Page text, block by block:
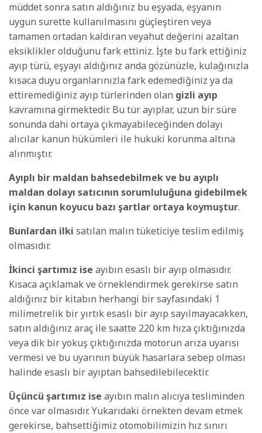
müddet sonra satın aldığınız bu eşyada, eşyanın
uygun surette kullanılmasını güçleştiren veya
tamamen ortadan kaldıran veyahut değerini azaltan
eksiklikler olduğunu fark ettiniz. İşte bu fark ettiğiniz
ayıp türü, eşyayı aldığınız anda gözünüzle, kulağınızla
kısaca duyu organlarınızla fark edemediğiniz ya da
ettiremediğiniz ayıp türlerinden olan gizli ayıp
kavramına girmektedir. Bu tür ayıplar, uzun bir süre
sonunda dahi ortaya çıkmayabileceğinden dolayı
alıcılar kanun hükümleri ile hukuki korunma altına
alınmıştır.
Ayıplı bir maldan bahsedebilmek ve bu ayıplı
maldan dolayı satıcının sorumluluğuna gidebilmek
için kanun koyucu bazı şartlar ortaya koymuştur.
Bunlardan ilki satılan malın tüketiciye teslim edilmiş
olmasıdır.
İkinci şartımız ise ayıbın esaslı bir ayıp olmasıdır.
Kısaca açıklamak ve örneklendirmek gerekirse satın
aldığınız bir kitabın herhangi bir sayfasındaki 1
milimetrelik bir yırtık esaslı bir ayıp sayılmayacakken,
satın aldığınız araç ile saatte 220 km hıza çıktığınızda
veya dik bir yokuş çıktığınızda motorun arıza uyarısı
vermesi ve bu uyarının büyük hasarlara sebep olması
halinde esaslı bir ayıptan bahsedilebilecektir.
Üçüncü şartımız ise ayıbın malın alıcıya tesliminden
önce var olmasıdır. Yukarıdaki örnekten devam etmek
gerekirse, bahsettiğimiz otomobilimizin hız sınırı